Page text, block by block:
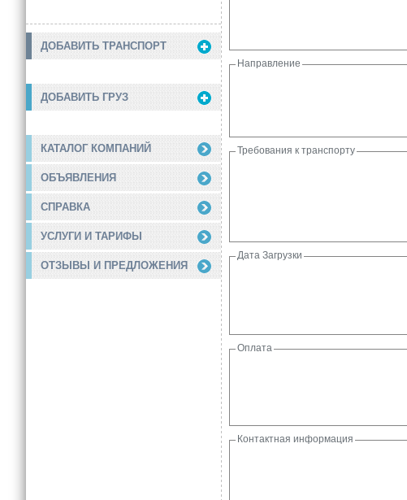
ДОБАВИТЬ ТРАНСПОРТ
ДОБАВИТЬ ГРУЗ
КАТАЛОГ КОМПАНИЙ
ОБЪЯВЛЕНИЯ
СПРАВКА
УСЛУГИ И ТАРИФЫ
ОТЗЫВЫ И ПРЕДЛОЖЕНИЯ
Направление
Требования к транспорту
Дата Загрузки
Оплата
Контактная информация